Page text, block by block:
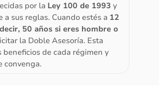
por la Ley 100 de 1993 y
sus reglas. Cuando estés a 12
50 años si eres hombre o
la Doble Asesoría. Esta
de cada régimen y
convenga.